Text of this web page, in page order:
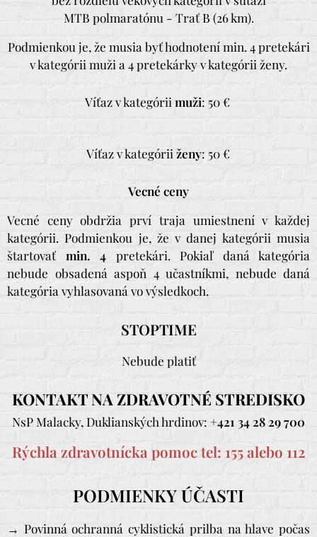
MTB polmaratónu - Trať B (26 km).
Podmienkou je, že musia byť hodnotení min. 4 pretekári
v kategórii muži a 4 pretekárky v kategórii ženy.
Víťaz v kategórii muži: 50 €
Víťaz v kategórii ženy: 50 €
Vecné ceny
Vecné ceny obdržia prví traja umiestnení v každej
kategórii. Podmienkou je, že v danej kategórii musia
štartovať min. 4 pretekári. Pokiaľ daná kategória
nebude obsadená aspoň 4 učastníkmi, nebude daná
kategória vyhlasovaná vo výsledkoch.
STOPTIME
Nebude platiť
KONTAKT NA ZDRAVOTNÉ STREDISKO
NsP Malacky, Duklianských hrdinov: +421 34 28 29 700
Rýchla zdravotnícka pomoc tel: 155 alebo 112
PODMIENKY ÚČASTI
→ Povinná ochranná cyklistická prilba na hlave počas